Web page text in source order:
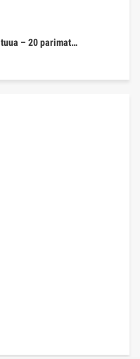
– 20 parimat…